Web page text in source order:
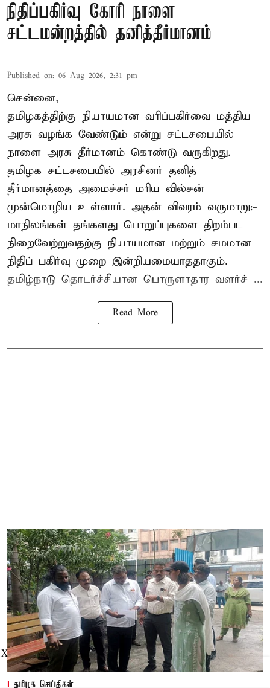
நிதிப்பகிர்வு கோரி நாளை
சட்டமன்றத்தில் தனித்தீர்மானம்
Published on: 06 Aug 2026, 2:31 pm
சென்னை,
தமிழகத்திற்கு நியாயமான வரிப்பகிர்வை மத்திய
அரசு வழங்க வேண்டும் என்று சட்டசபையில்
நாளை அரசு தீர்மானம் கொண்டு வருகிறது.
தமிழக சட்டசபையில் அரசினர் தனித்
தீர்மானத்தை அமைச்சர் மரிய வில்சன்
முன்மொழிய உள்ளார். அதன் விவரம் வருமாறு:-
மாநிலங்கள் தங்களது பொறுப்புகளை திறம்பட
நிறைவேற்றுவதற்கு நியாயமான மற்றும் சமமான
நிதிப் பகிர்வு முறை இன்றியமையாததாகும்.
தமிழ்நாடு தொடர்ச்சியான பொருளாதார வளர்ச் ...
Read More
தமிழக செய்திகள்
X